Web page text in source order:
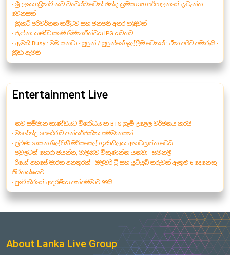
- ශ්‍රී ලංකා ක්‍රිකට් නව ව්‍යවස්ථාවෙන් ඡන්ද ක්‍රමය සහ පරිපාලනයේ දැවැන්ත
වෙනසක්
- ක්‍රිකට් පරිවර්තන කමිටුව සහ ජනපති අතර හමුවක්
- ජැෆ්නා කණ්ඩායමේ හිමිකාරීත්වය IPG යටතට
- ඇමති Busy : මම යනවා - යුපුන් / යුපුන්ගේ ඉල්ලීම වෙනස් : ඒක අපිට අමාරුයි -
ක්‍රීඩා ඇමති
Entertainment Live
- නව සම්මාන කාණ්ඩයට විරෝධය පා BTS ග්‍රැමී උළෙල වර්ජනය කරයි
- මහේන්ද්‍ර පෙරේරාට අන්තර්ජාතික සම්මානයක්
- ප්‍රවීණ ගායන ශිල්පිනී මරියසෙල් ගුණතිලක අභාවප්‍රාප්ත වෙයි
- පවුලටත් හොරා ජයන්ත, මාලිනීව විකුණන්න යනවා - සමනලී
- රියෝ අහසේ මාරක අනතුරක් - ඔලිවර් ට්‍රී සහ යූටියුබ් තරුවක් ඇතුළු 6 දෙනෙකු
ජීවිතක්ෂයට
- පුංචි තිරයේ ආදරණීය අත්අම්මාට 99යි
About Lanka Live Group